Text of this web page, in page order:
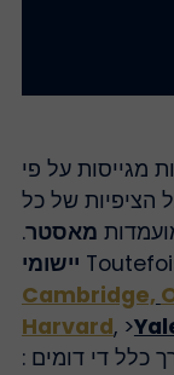
על פי
של כל
מאסטר.
יישומי
Harvard, >
די דומים :